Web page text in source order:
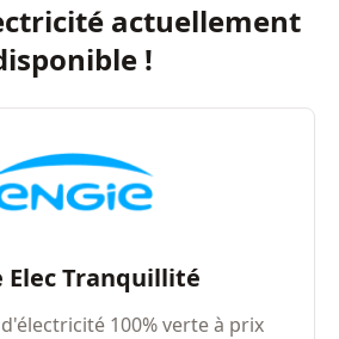
actuellement
!
Elec Tranquillité
100% verte à prix